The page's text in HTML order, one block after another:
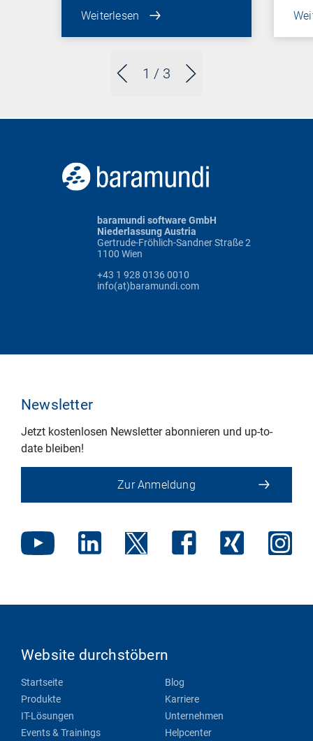
1 / 3
Weiterlesen
baramundi software GmbH
Niederlassung Austria
Gertrude-Fröhlich-Sandner Straße 2
1100 Wien
+43 1 928 0136 0010
info(at)baramundi.com
Newsletter
Jetzt kostenlosen Newsletter abonnieren und up-to-
date bleiben!
Zur Anmeldung
Website durchstöbern
Startseite
Produkte
IT-Lösungen
Events & Trainings
Blog
Karriere
Unternehmen
Helpcenter